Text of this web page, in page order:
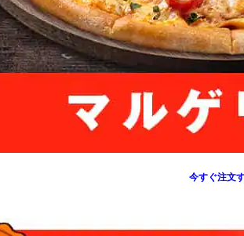
今すぐ注文